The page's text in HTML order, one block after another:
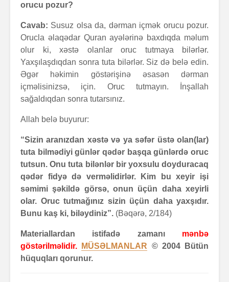
orucu pozur?
Cavab: Susuz olsa da, dərman içmək orucu pozur.
Orucla əlaqədar Quran ayələrinə baxdıqda məlum
olur ki, xəstə olanlar oruc tutmaya bilərlər.
Yaxşılaşdıqdan sonra tuta bilərlər. Siz də belə edin.
Əgər həkimin göstərişinə əsasən dərman
içməlisinizsə, için. Oruc tutmayın. İnşallah
sağaldıqdan sonra tutarsınız.
Allah belə buyurur:
“Sizin aranızdan xəstə və ya səfər üstə olan(lar)
tuta bilmədiyi günlər qədər başqa günlərdə oruc
tutsun. Onu tuta bilənlər bir yoxsulu doyduracaq
qədər fidyə də verməlidirlər. Kim bu xeyir işi
səmimi şəkildə görsə, onun üçün daha xeyirli
olar. Oruc tutmağınız sizin üçün daha yaxşıdır.
Bunu kaş ki, biləydiniz”. (Bəqərə, 2/184)
Materiallardan istifadə zamanı mənbə
göstərilməlidir.
MÜSƏLMANLAR © 2004 Bütün
hüquqları qorunur.